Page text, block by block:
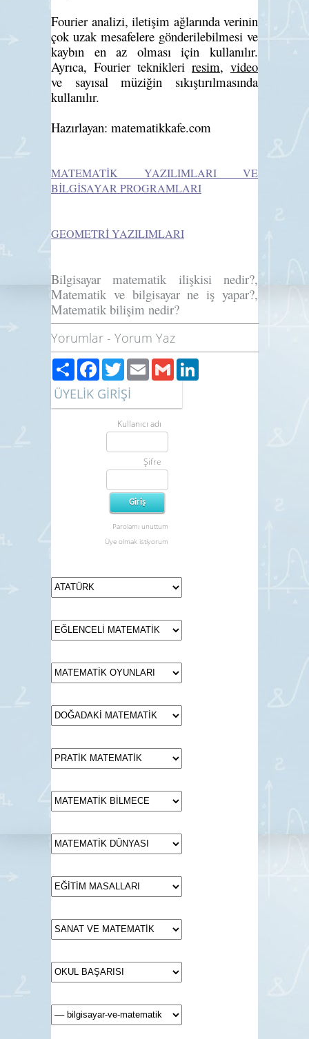
Fourier analizi, iletişim ağlarında verinin
çok uzak mesafelere gönderilebilmesi ve
kaybın en az olması için kullanılır.
Ayrıca, Fourier teknikleri resim, video
ve sayısal müziğin sıkıştırılmasında
kullanılır.
Hazırlayan: matematikkafe.com
MATEMATİK YAZILIMLARI VE
BİLGİSAYAR PROGRAMLARI
GEOMETRİ YAZILIMLARI
Bilgisayar matematik ilişkisi nedir?,
Matematik ve bilgisayar ne iş yapar?,
Matematik bilişim nedir?
Yorumlar - Yorum Yaz
PaylaşFacebook
TwitterEmailGmail
ÜYELİK GİRİŞİ
Kullanıcı adı
Şifre
Parolamı unuttum
Üye olmak istiyorum